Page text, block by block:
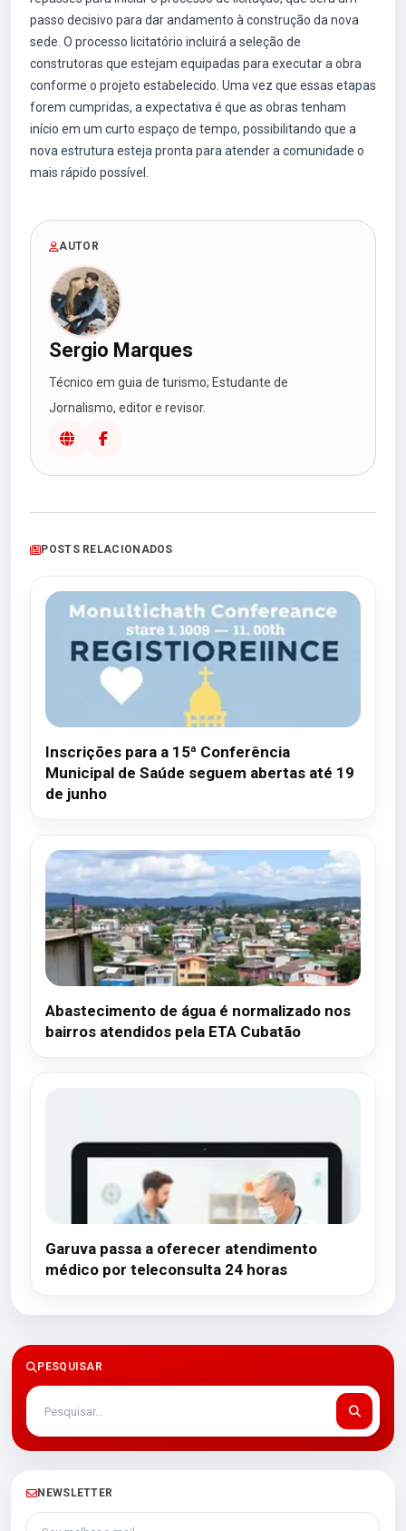
passo decisivo para dar andamento à construção da nova
sede. O processo licitatório incluirá a seleção de
construtoras que estejam equipadas para executar a obra
conforme o projeto estabelecido. Uma vez que essas etapas
forem cumpridas, a expectativa é que as obras tenham
início em um curto espaço de tempo, possibilitando que a
nova estrutura esteja pronta para atender a comunidade o
mais rápido possível.
AUTOR
Sergio Marques
Técnico em guia de turismo; Estudante de
Jornalismo, editor e revisor.
POSTS RELACIONADOS
Inscrições para a 15ª Conferência
Municipal de Saúde seguem abertas até 19
de junho
Abastecimento de água é normalizado nos
bairros atendidos pela ETA Cubatão
Garuva passa a oferecer atendimento
médico por teleconsulta 24 horas
PESQUISAR
NEWSLETTER
Seu melhor e-mail